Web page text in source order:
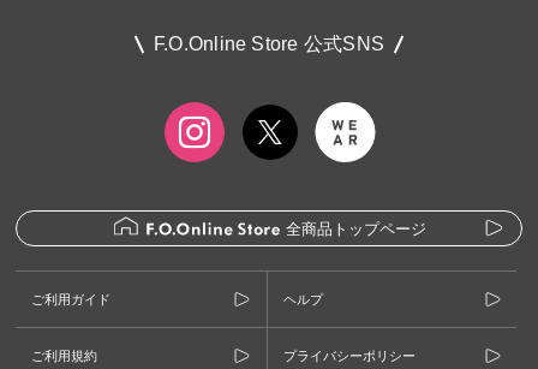
F.O.Online Store 公式SNS
全商品トップページ
ご利用ガイド ヘルプ
ご利用規約 プライバシーポリシー